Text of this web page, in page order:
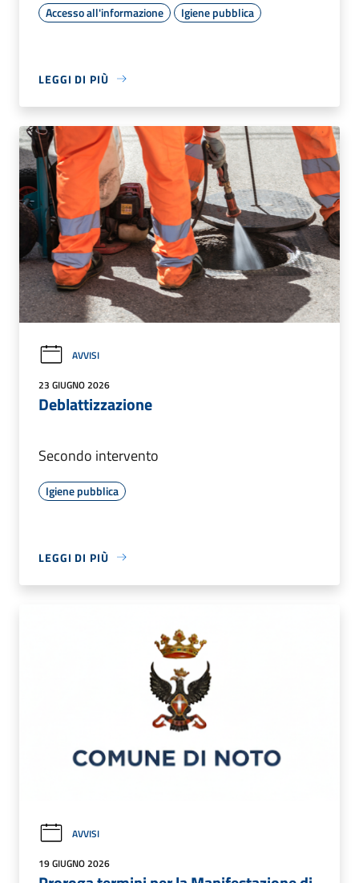
Accesso all'informazione Igiene pubblica
LEGGI DI PIÙ
AVVISI
23 GIUGNO 2026
Deblattizzazione
Secondo intervento
Igiene pubblica
LEGGI DI PIÙ
AVVISI
19 GIUGNO 2026